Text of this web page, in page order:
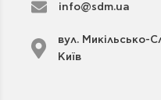
info@sdm.ua
вул. Микільсько-
Київ